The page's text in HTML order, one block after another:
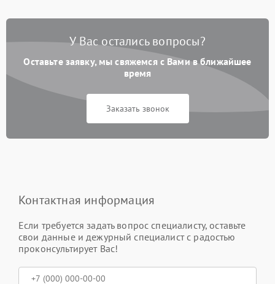
У Вас остались вопросы?
Оставьте заявку, мы свяжемся с Вами в ближайшее
время
Заказать звонок
Контактная информация
Если требуется задать вопрос специалисту, оставьте
свои данные и дежурный специалист с радостью
проконсультирует Вас!